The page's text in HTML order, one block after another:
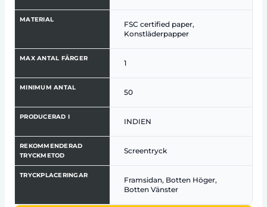
MATERIAL
FSC certified paper,
Konstläderpapper
MAX ANTAL FÄRGER
1
MINIMUM ANTAL
50
PRODUCERAD I
INDIEN
REKOMMENDERAD
TRYCKMETOD
Screentryck
TRYCKPLACERINGAR
Framsidan, Botten Höger,
Botten Vänster